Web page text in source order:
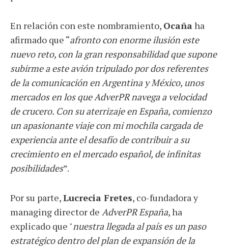
En relación con este nombramiento, Ocaña ha
afirmado que “afronto con enorme ilusión este
nuevo reto, con la gran responsabilidad que supone
subirme a este avión tripulado por dos referentes
de la comunicación en Argentina y México, unos
mercados en los que AdverPR navega a velocidad
de crucero. Con su aterrizaje en España, comienzo
un apasionante viaje con mi mochila cargada de
experiencia ante el desafío de contribuir a su
crecimiento en el mercado español, de infinitas
posibilidades”.
Por su parte,Lucrecia Fretes, co-fundadora y
managing director de AdverPR España, ha
explicado que "nuestra llegada al país es un paso
estratégico dentro del plan de expansión de la